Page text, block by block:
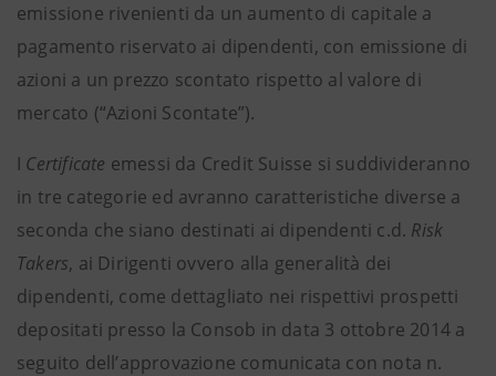
emissione rivenienti da un aumento di capitale a
pagamento riservato ai dipendenti, con emissione di
azioni a un prezzo scontato rispetto al valore di
mercato (“Azioni Scontate”).
I Certificate emessi da Credit Suisse si suddivideranno
in tre categorie ed avranno caratteristiche diverse a
seconda che siano destinati ai dipendenti c.d. Risk
Takers, ai Dirigenti ovvero alla generalità dei
dipendenti, come dettagliato nei rispettivi prospetti
depositati presso la Consob in data 3 ottobre 2014 a
seguito dell’approvazione comunicata con nota n.